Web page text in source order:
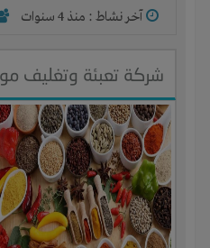
آخر نشاط : منذ 4 سنوات
شركة تعبئة وتغليف